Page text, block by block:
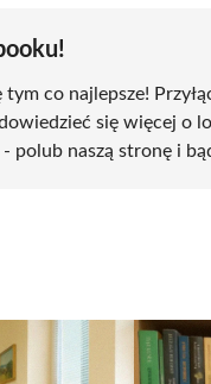
co najlepsze!
się więcej o
polub naszą stronę i